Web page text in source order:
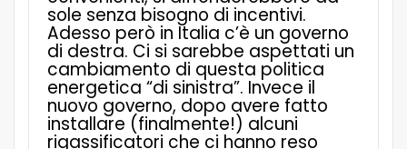
sole senza bisogno di incentivi.
Adesso però in Italia c’è un governo
di destra. Ci si sarebbe aspettati un
cambiamento di questa politica
energetica “di sinistra”. Invece il
nuovo governo, dopo avere fatto
installare (finalmente!) alcuni
rigassificatori che ci hanno reso